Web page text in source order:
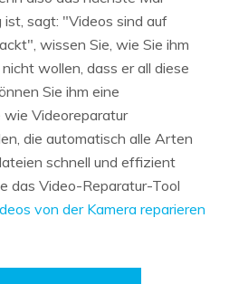
sagt: "Videos sind auf
wissen Sie, wie Sie ihm
wollen, dass er all diese
Sie ihm eine
wie Videoreparatur
die automatisch alle Arten
schnell und effizient
das Video-Reparatur-Tool
von der Kamera reparieren